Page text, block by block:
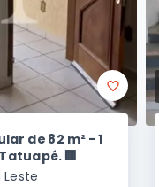
de 82 m² - 1
🏢
Leste